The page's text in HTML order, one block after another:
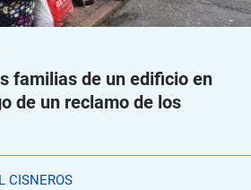
familias de un edificio en
de un reclamo de los
CISNEROS